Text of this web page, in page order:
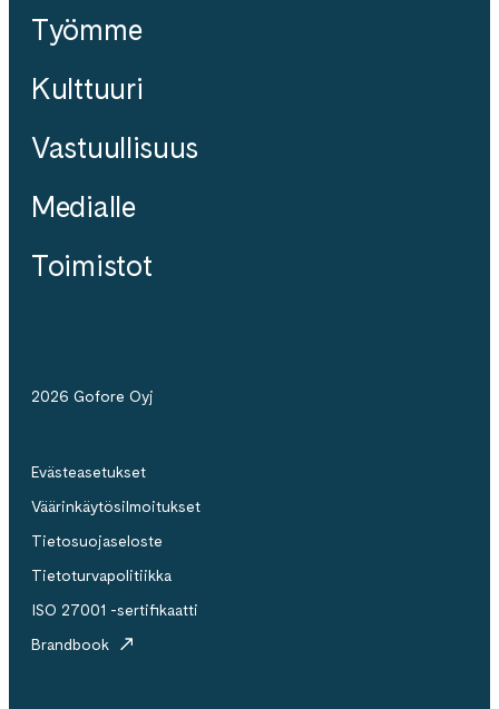
Työmme
Kulttuuri
Vastuullisuus
Medialle
Toimistot
2026 Gofore Oyj
Evästeasetukset
Väärinkäytösilmoitukset
Tietosuojaseloste
Tietoturvapolitiikka
ISO 27001 -sertifikaatti
Brandbook